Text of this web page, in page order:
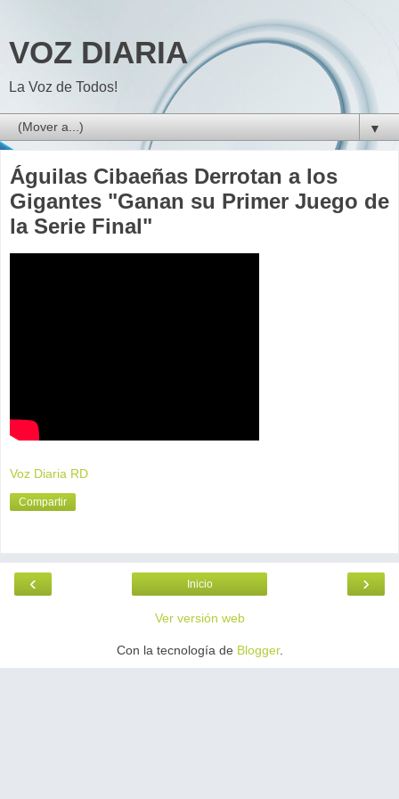
VOZ DIARIA
La Voz de Todos!
▼
Águilas Cibaeñas Derrotan a los
Gigantes "Ganan su Primer Juego de
la Serie Final"
Voz Diaria RD
Compartir
‹ ›
Inicio
Ver versión web
Con la tecnología de Blogger.